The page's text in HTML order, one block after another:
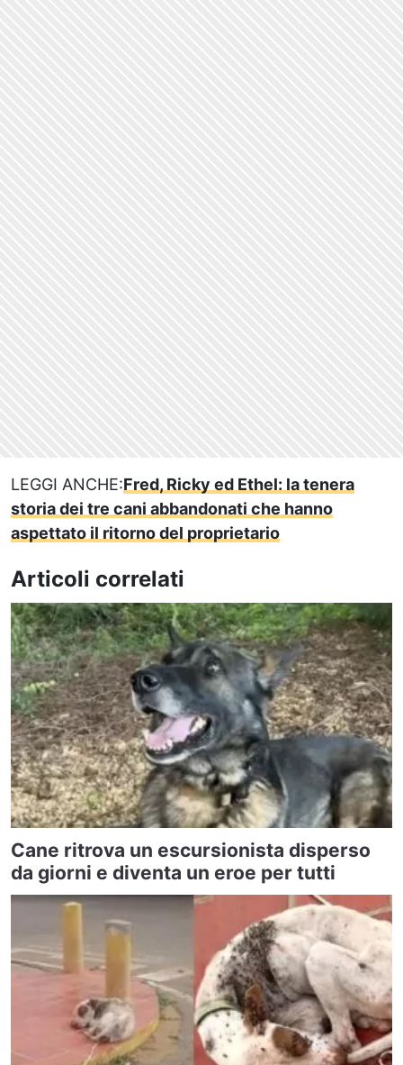
LEGGI ANCHE:Fred, Ricky ed Ethel: la tenera
storia dei tre cani abbandonati che hanno
aspettato il ritorno del proprietario
Articoli correlati
Cane ritrova un escursionista disperso
da giorni e diventa un eroe per tutti